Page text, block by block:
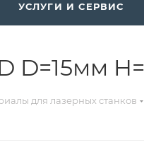
УСЛУГИ И СЕРВИС
D=15мм
для лазерных станков